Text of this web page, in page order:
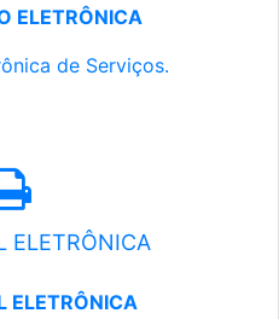
ELETRÔNICA
de Serviços.
ELETRÔNICA
ELETRÔNICA